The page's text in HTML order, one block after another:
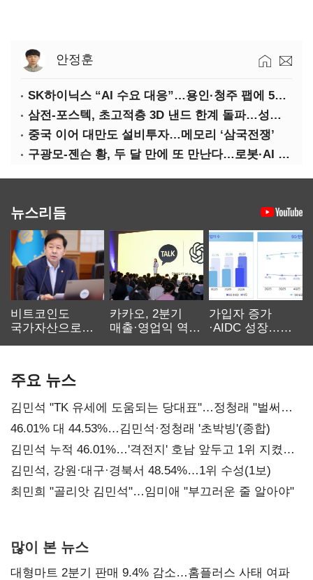
안정훈
SK하이닉스 “AI 수요 대응”…용인·청주 팹에 54조 투자
삼전-포스텍, 초고적층 3D 낸드 한계 돌파…성능·전력효율 개선
중국 이어 대만도 설비투자…메모리 ‘삼국전쟁’
구광모-젠슨 황, 두 달 만에 또 만난다…로봇·AI 등 논의
뉴스리듬
비트코인도
국가자산으로…'
카카오, 2분기
매출·영업익 역대
가입자 증가
·AIDC 성장…
주요 뉴스
김민석 "TK 유세에 도움되는 당대표"…정청래 "벌써
대표된 양 당직 배분"
46.01% 대 44.53%…김민석·정청래 '초박빙'(종합)
김민석 누적 46.01%…'격전지' 호남 앞두고 1위 지켰다
(2보)
김민석, 강원·대구·경북서 48.54%…1위 수성(1보)
최민희 "골리앗 김민석"…임미애 "부끄러운 줄 알아야"
많이 본 뉴스
대형마트 2분기 판매 9.4% 감소…홈플러스 사태 여파